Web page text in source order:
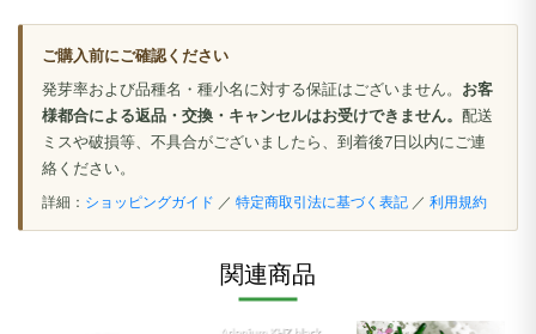
ご購入前にご確認ください
発芽率および品種名・種小名に対する保証はございません。 お客
様都合による返品・交換・キャンセルはお受けできません。 配送
ミスや破損等、不具合がございましたら、到着後7日以内にご連
絡ください。
詳細： ショッピングガイド ／ 特定商取引法に基づく表記 ／ 利用規約
関連商品